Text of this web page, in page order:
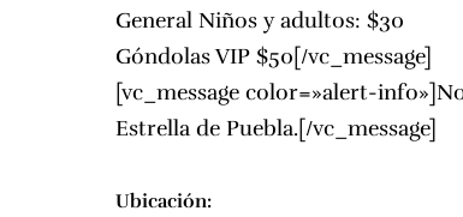
General Niños y adultos: $30
Góndolas VIP $50[/vc_message]
[vc_message color=»alert-
Estrella de Puebla.[/vc_message]
Ubicación: